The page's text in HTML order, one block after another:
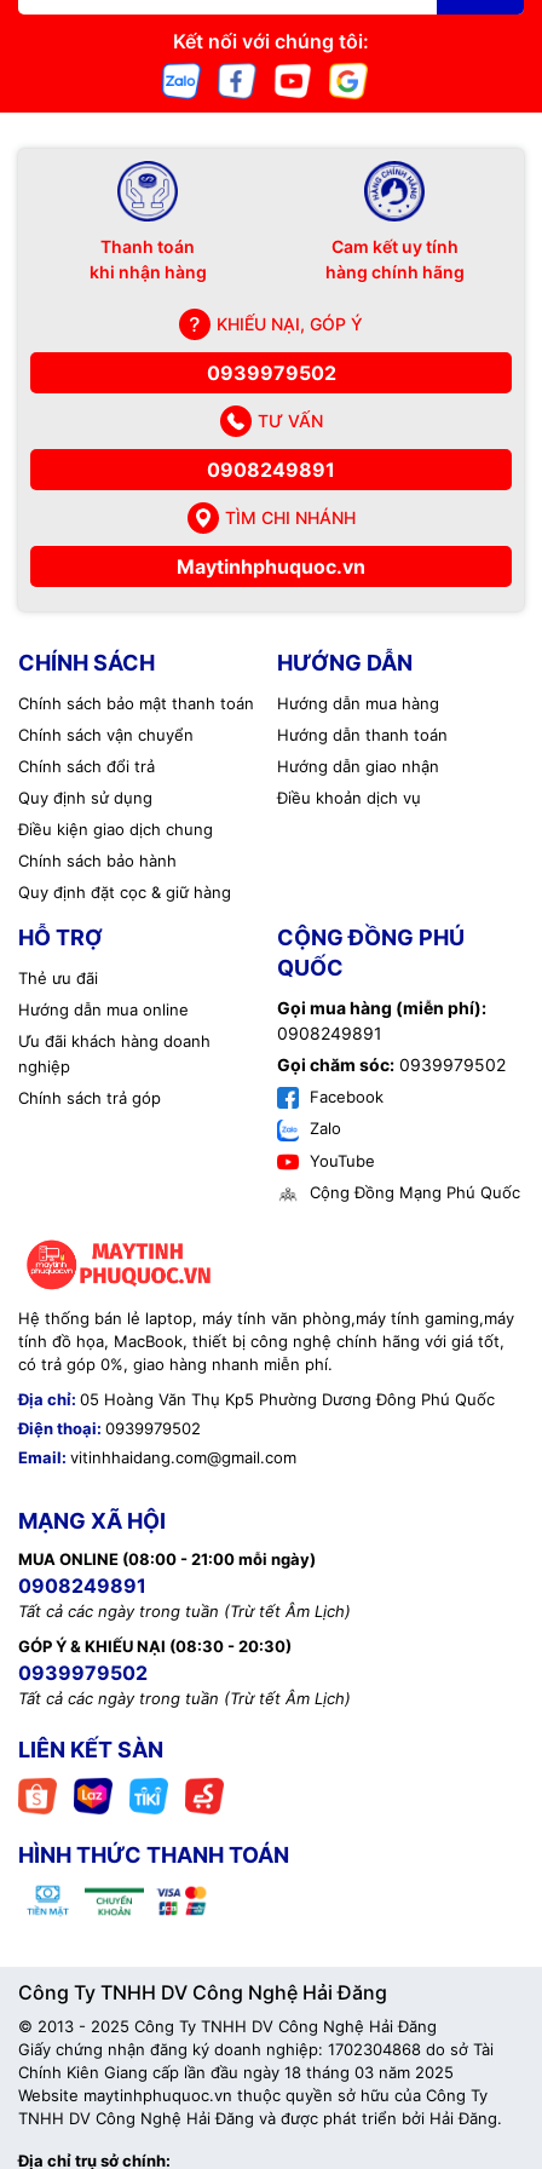
Kết nối với chúng tôi:
Thanh toán
khi nhận hàng
Cam kết uy tính
hàng chính hãng
KHIẾU NẠI, GÓP Ý
0939979502
TƯ VẤN
0908249891
TÌM CHI NHÁNH
Maytinhphuquoc.vn
CHÍNH SÁCH
Chính sách bảo mật thanh toán
Chính sách vận chuyển
Chính sách đổi trả
Quy định sử dụng
Điều kiện giao dịch chung
Chính sách bảo hành
Quy định đặt cọc & giữ hàng
HƯỚNG DẪN
Hướng dẫn mua hàng
Hướng dẫn thanh toán
Hướng dẫn giao nhận
Điều khoản dịch vụ
HỖ TRỢ
Thẻ ưu đãi
Hướng dẫn mua online
Ưu đãi khách hàng doanh
nghiệp
Chính sách trả góp
CỘNG ĐỒNG PHÚ
QUỐC
Gọi mua hàng (miễn phí):
0908249891
Gọi chăm sóc: 0939979502
Facebook
Zalo
YouTube
Cộng Đồng Mạng Phú Quốc
Hệ thống bán lẻ laptop, máy tính văn phòng,máy tính gaming,máy
tính đồ họa, MacBook, thiết bị công nghệ chính hãng với giá tốt,
có trả góp 0%, giao hàng nhanh miễn phí.
Địa chỉ: 05 Hoàng Văn Thụ Kp5 Phường Dương Đông Phú Quốc
Điện thoại: 0939979502
Email: vitinhhaidang.com@gmail.com
MẠNG XÃ HỘI
MUA ONLINE (08:00 - 21:00 mỗi ngày)
0908249891
Tất cả các ngày trong tuần (Trừ tết Âm Lịch)
GÓP Ý & KHIẾU NẠI (08:30 - 20:30)
0939979502
Tất cả các ngày trong tuần (Trừ tết Âm Lịch)
LIÊN KẾT SÀN
HÌNH THỨC THANH TOÁN
Công Ty TNHH DV Công Nghệ Hải Đăng
© 2013 - 2025 Công Ty TNHH DV Công Nghệ Hải Đăng
Giấy chứng nhận đăng ký doanh nghiệp: 1702304868 do sở Tài
Chính Kiên Giang cấp lần đầu ngày 18 tháng 03 năm 2025
Website maytinhphuquoc.vn thuộc quyền sở hữu của Công Ty
TNHH DV Công Nghệ Hải Đăng và được phát triển bởi Hải Đăng.
Địa chỉ trụ sở chính: